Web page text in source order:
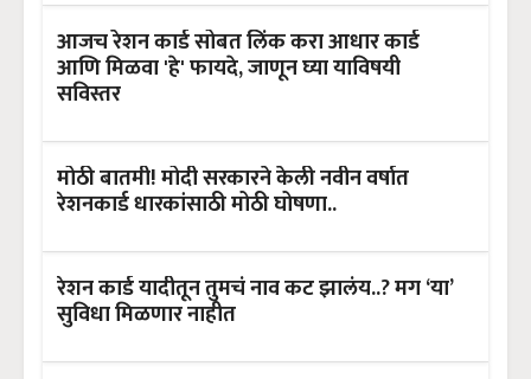
आजच रेशन कार्ड सोबत लिंक करा आधार कार्ड
आणि मिळवा 'हे' फायदे, जाणून घ्या याविषयी
सविस्तर
मोठी बातमी! मोदी सरकारने केली नवीन वर्षात
रेशनकार्ड धारकांसाठी मोठी घोषणा..
रेशन कार्ड यादीतून तुमचं नाव कट झालंय..? मग ‘या’
सुविधा मिळणार नाहीत